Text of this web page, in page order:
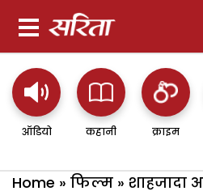
ऑडियो कहानी क्राइम
Home » फिल्म » शाहजादा